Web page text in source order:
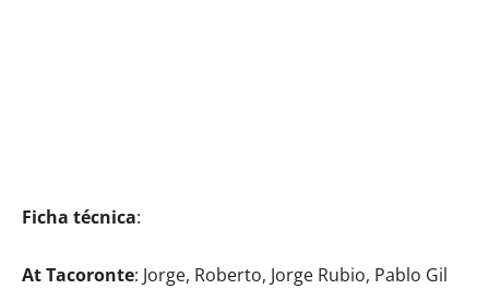
Ficha técnica:
At Tacoronte: Jorge, Roberto, Jorge Rubio, Pablo Gil